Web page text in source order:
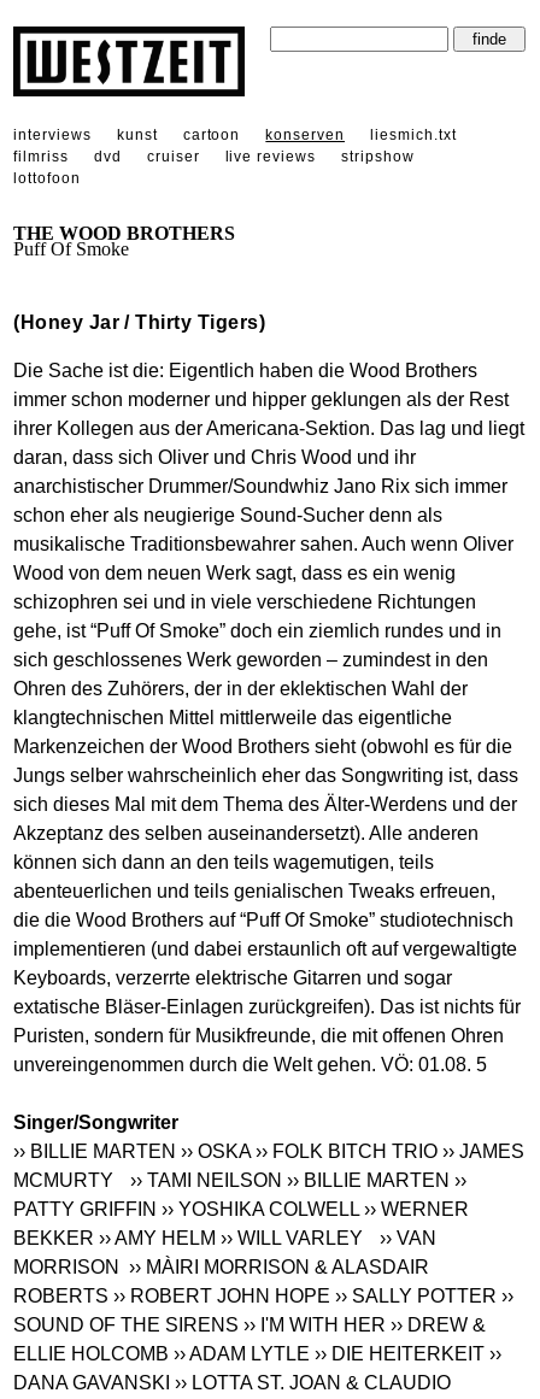
interviews kunst cartoon konserven
liesmich.txt
filmriss
dvd cruiser live reviews
stripshow
lottofoon
THE WOOD BROTHERS
Puff Of Smoke
(Honey Jar / Thirty Tigers)
Die Sache ist die: Eigentlich haben die Wood Brothers
immer schon moderner und hipper geklungen als der Rest
ihrer Kollegen aus der Americana-Sektion. Das lag und liegt
daran, dass sich Oliver und Chris Wood und ihr
anarchistischer Drummer/Soundwhiz Jano Rix sich immer
schon eher als neugierige Sound-Sucher denn als
musikalische Traditionsbewahrer sahen. Auch wenn Oliver
Wood von dem neuen Werk sagt, dass es ein wenig
schizophren sei und in viele verschiedene Richtungen
gehe, ist “Puff Of Smoke” doch ein ziemlich rundes und in
sich geschlossenes Werk geworden – zumindest in den
Ohren des Zuhörers, der in der eklektischen Wahl der
klangtechnischen Mittel mittlerweile das eigentliche
Markenzeichen der Wood Brothers sieht (obwohl es für die
Jungs selber wahrscheinlich eher das Songwriting ist, dass
sich dieses Mal mit dem Thema des Älter-Werdens und der
Akzeptanz des selben auseinandersetzt). Alle anderen
können sich dann an den teils wagemutigen, teils
abenteuerlichen und teils genialischen Tweaks erfreuen,
die die Wood Brothers auf “Puff Of Smoke” studiotechnisch
implementieren (und dabei erstaunlich oft auf vergewaltigte
Keyboards, verzerrte elektrische Gitarren und sogar
extatische Bläser-Einlagen zurückgreifen). Das ist nichts für
Puristen, sondern für Musikfreunde, die mit offenen Ohren
unvereingenommen durch die Welt gehen. VÖ: 01.08. 5
Singer/Songwriter
›› BILLIE MARTEN ›› OSKA ›› FOLK BITCH TRIO ›› JAMES
MCMURTY
›› TAMI NEILSON ›› BILLIE MARTEN ››
PATTY GRIFFIN ›› YOSHIKA COLWELL ›› WERNER
BEKKER ›› AMY HELM ›› WILL VARLEY
›› VAN
MORRISON
›› MÀIRI MORRISON & ALASDAIR
ROBERTS ›› ROBERT JOHN HOPE ›› SALLY POTTER ››
SOUND OF THE SIRENS ›› I'M WITH HER›› DREW &
ELLIE HOLCOMB ›› ADAM LYTLE ›› DIE HEITERKEIT ››
DANA GAVANSKI ›› LOTTA ST. JOAN & CLAUDIO